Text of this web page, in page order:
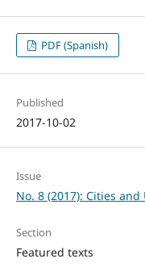
PDF (Spanish)
Published
2017-10-02
Issue
No. 8 (2017): Cities and
Section
Featured texts